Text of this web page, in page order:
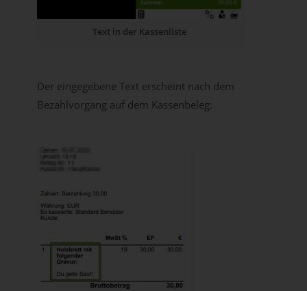
Text in der Kassenliste
Der eingegebene Text erscheint nach dem
Bezahlvorgang auf dem Kassenbeleg: